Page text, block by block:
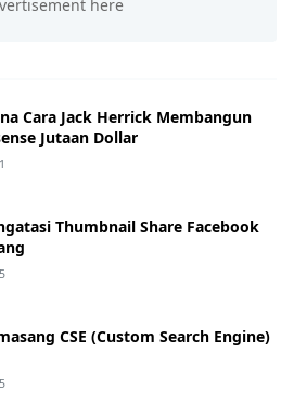
Cara Jack Herrick Membangun
Jutaan Dollar
Thumbnail Share Facebook
CSE (Custom Search Engine)